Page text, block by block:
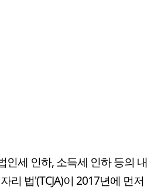
인세 인하, 소득세 인하 등의 내
리 법'(TCJA)이 2017년에 먼저